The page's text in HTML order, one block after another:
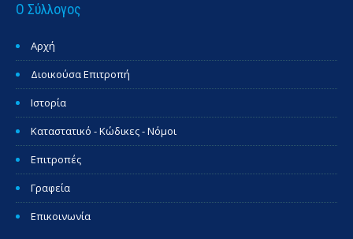
Ο Σύλλογος
Αρχή
Διοικούσα Επιτροπή
Ιστορία
Καταστατικό - Κώδικες - Νόμοι
Επιτροπές
Γραφεία
Επικοινωνία